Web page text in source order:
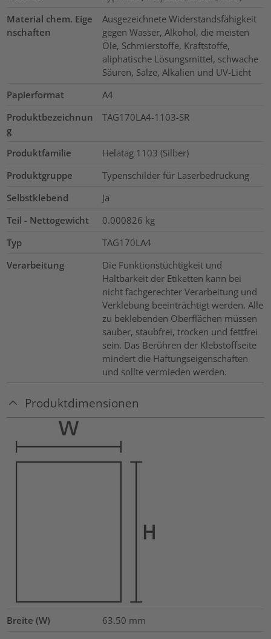
Material chem. Eige
nschaften
Ausgezeichnete Widerstandsfähigkeit
gegen Wasser, Alkohol, die meisten
Öle, Schmierstoffe, Kraftstoffe,
aliphatische Lösungsmittel, schwache
Säuren, Salze, Alkalien und UV-Licht
Papierformat
A4
Produktbezeichnun
g
TAG170LA4-1103-SR
Produktfamilie
Helatag 1103 (Silber)
Produktgruppe
Typenschilder für Laserbedruckung
Selbstklebend
Ja
Teil - Nettogewicht
0.000826 kg
Typ
TAG170LA4
Verarbeitung
Die Funktionstüchtigkeit und
Haltbarkeit der Etiketten kann bei
nicht fachgerechter Verarbeitung und
Verklebung beeinträchtigt werden. Alle
zu beklebenden Oberflächen müssen
sauber, staubfrei, trocken und fettfrei
sein. Das Berühren der Klebstoffseite
mindert die Haftungseigenschaften
und sollte vermieden werden.
Produktdimensionen
Breite (W) 63.50 mm